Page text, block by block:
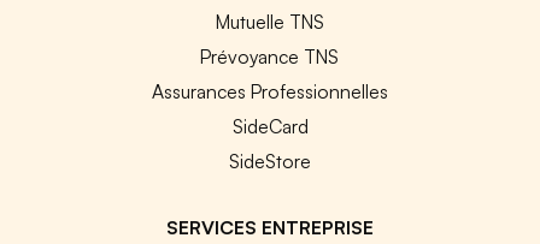
Mutuelle TNS
Prévoyance TNS
Assurances Professionnelles
SideCard
SideStore
SERVICES ENTREPRISE